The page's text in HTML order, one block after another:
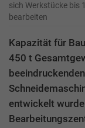
sich Werkstücke bis
bearbeiten
Kapazität für
450 t
entwickelt